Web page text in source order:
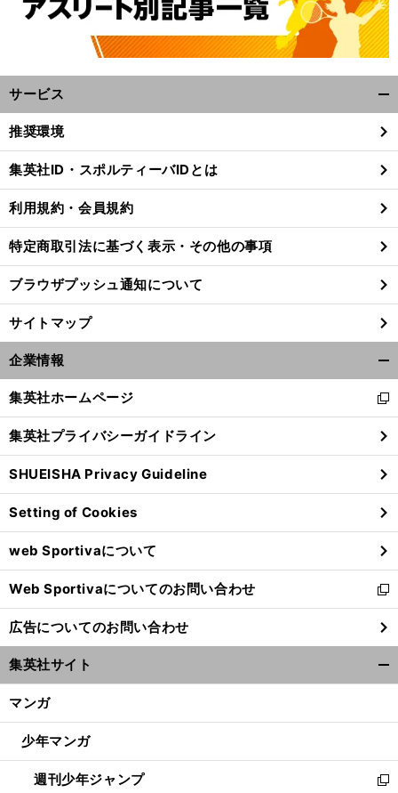
サービス
閉
る
推奨環境
集英社ID・スポルティーバIDとは
利用規約・会員規約
特定商取引法に基づく表示・その他の事項
ブラウザプッシュ通知について
サイトマップ
企業情報
閉
る
集英社ホームページ
新
し
い
ウ
ィ
ン
ド
ウ
で
開
く
集英社プライバシーガイドライン
SHUEISHA Privacy Guideline
Setting of Cookies
web Sportivaについて
Web Sportivaについてのお問い合わせ
新
し
い
ウ
ィ
ン
ウ
開
く
広告についてのお問い合わせ
集英社サイト
マンガ
少年マンガ
週刊少年ジャンプ
新